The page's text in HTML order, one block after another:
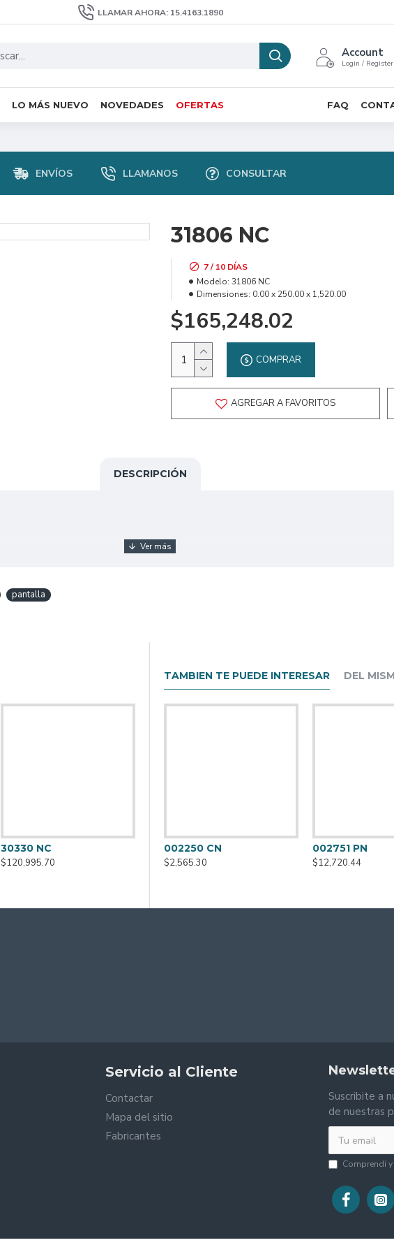
LLAMAR AHORA: 15.4163.1890
Account
Login / Register
LO MÁS NUEVO NOVEDADES OFERTAS FAQ
ENVÍOS LLAMANOS CONSULTAR
31806 NC
7 / 10 DÍAS
Modelo: 31806 NC
Dimensiones: 0.00 x 250.00 x 1,520.00
$165,248.02
COMPRAR
AGREGAR A FAVORITOS
DESCRIPCIÓN
pantalla
30330 NC
$120,995.70
30332 NC
$178,042.62
38690 NC
$205,555.72
TAMBIEN TE PUEDE INTERESAR DEL
002250 CN
$2,565.30
002751 PN
$12,720.44
Servicio al Cliente
Contactar
Mapa del sitio
Fabricantes
Suscribite a
de nuestras
Comprendí